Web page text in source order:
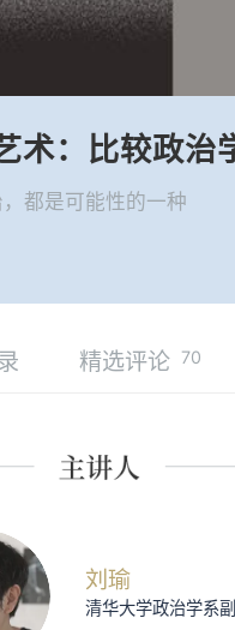
术：比较政治
都是可能性的一种
精选评论 70
刘瑜
清华大学政治学系